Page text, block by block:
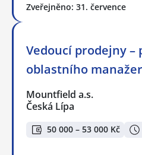
Zveřejněno: 31. července
Vedoucí prodejny –
oblastního
Mountfield a.s.
Česká Lípa
50 000 – 53 000 Kč